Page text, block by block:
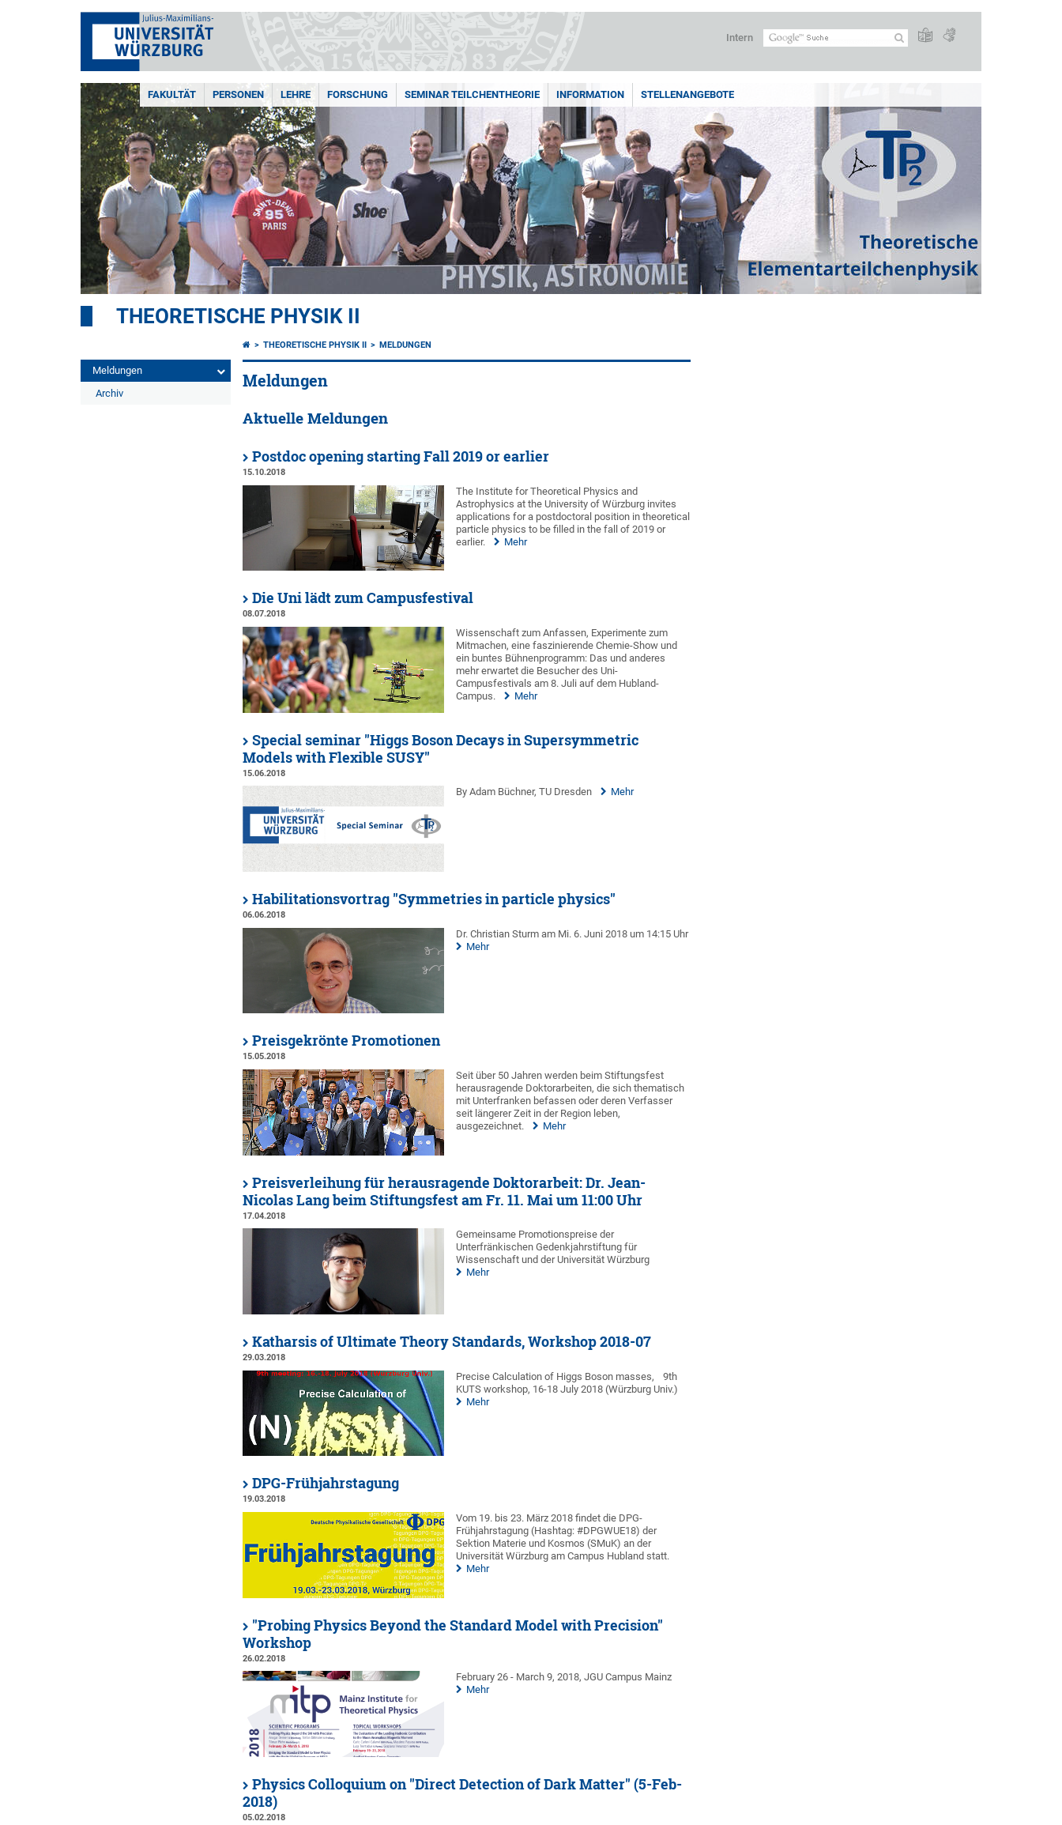
Intern
FAKULTÄT PERSONEN LEHRE FORSCHUNG SEMINAR TEILCHENTHEORIE INFORMATION STELLENANGEBOTE
THEORETISCHE PHYSIK II
Meldungen
Archiv
THEORETISCHE PHYSIK II MELDUNGEN
Meldungen
Aktuelle Meldungen
Postdoc opening starting Fall 2019 or earlier
15.10.2018
The Institute for Theoretical Physics and
Astrophysics at the University of Würzburg invites
applications for a postdoctoral position in theoretical
particle physics to be filled in the fall of 2019 or
earlier.
Mehr
Die Uni lädt zum Campusfestival
08.07.2018
Wissenschaft zum Anfassen, Experimente zum
Mitmachen, eine faszinierende Chemie-Show und
ein buntes Bühnenprogramm: Das und anderes
mehr erwartet die Besucher des Uni-
Campusfestivals am 8. Juli auf dem Hubland-
Campus.
Mehr
Special seminar "Higgs Boson Decays in Supersymmetric
Models with Flexible SUSY"
15.06.2018
By Adam Büchner, TU Dresden Mehr
Habilitationsvortrag "Symmetries in particle physics"
06.06.2018
Dr. Christian Sturm am Mi. 6. Juni 2018 um 14:15 Uhr
Mehr
Preisgekrönte Promotionen
15.05.2018
Seit über 50 Jahren werden beim Stiftungsfest
herausragende Doktorarbeiten, die sich thematisch
mit Unterfranken befassen oder deren Verfasser
seit längerer Zeit in der Region leben,
ausgezeichnet.
Mehr
Preisverleihung für herausragende Doktorarbeit: Dr. Jean-
Nicolas Lang beim Stiftungsfest am Fr. 11. Mai um 11:00 Uhr
17.04.2018
Gemeinsame Promotionspreise der
Unterfränkischen Gedenkjahrstiftung für
Wissenschaft und der Universität Würzburg
Mehr
Katharsis of Ultimate Theory Standards, Workshop 2018-07
29.03.2018
Precise Calculation of Higgs Boson masses,
9th
KUTS workshop, 16-18 July 2018 (Würzburg Univ.)
Mehr
DPG-Frühjahrstagung
19.03.2018
Vom 19. bis 23. März 2018 findet die DPG-
Frühjahrstagung (Hashtag: #DPGWUE18) der
Sektion Materie und Kosmos (SMuK) an der
Universität Würzburg am Campus Hubland statt.
Mehr
"Probing Physics Beyond the Standard Model with Precision"
Workshop
26.02.2018
February 26 - March 9, 2018, JGU Campus Mainz
Mehr
Physics Colloquium on "Direct Detection of Dark Matter" (5-Feb-
2018)
05.02.2018